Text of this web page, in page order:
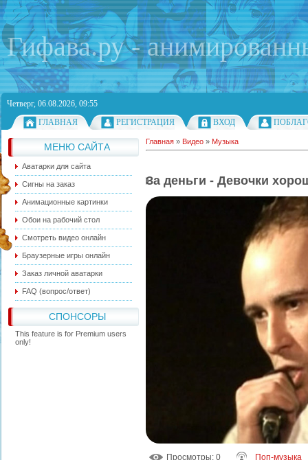
Гифава.ру -
Четверг, 06.08.2026, 09:55
ГЛАВНАЯ
РЕГИСТРАЦИЯ ВХОД
МЕНЮ САЙТА
Аватарки для сайта
Сигны на заказ
Анимационные картинки
Обои на рабочий стол
Смотреть видео онлайн
Браузерные игры онлайн
Заказ личной аватарки
FAQ (вопрос/ответ)
СПОНСОРЫ
This feature is for Premium users
only!
Главная » Видео » Музыка
За деньги - Девочки
Просмотры: 0 Поп-музыка